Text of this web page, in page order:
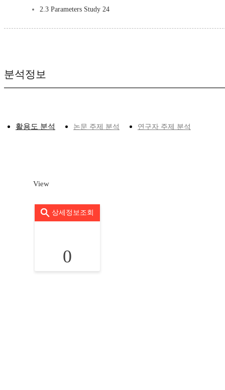
2.3 Parameters Study 24
분석정보
활용도 분석 논문 주제 분석 연구자 주제 분석
View
상세정보조회
0